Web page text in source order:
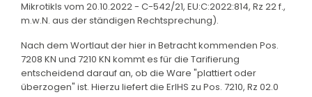
Mikrotikls vom 20.10.2022 - C-542/21, EU:C:2022:814, Rz 22 f.,
m.w.N. aus der ständigen Rechtsprechung).
Nach dem Wortlaut der hier in Betracht kommenden Pos.
7208 KN und 7210 KN kommt es für die Tarifierung
entscheidend darauf an, ob die Ware "plattiert oder
überzogen" ist. Hierzu liefert die ErlHS zu Pos. 7210, Rz 02.0